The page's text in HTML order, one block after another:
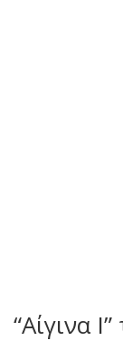
“Αίγινα